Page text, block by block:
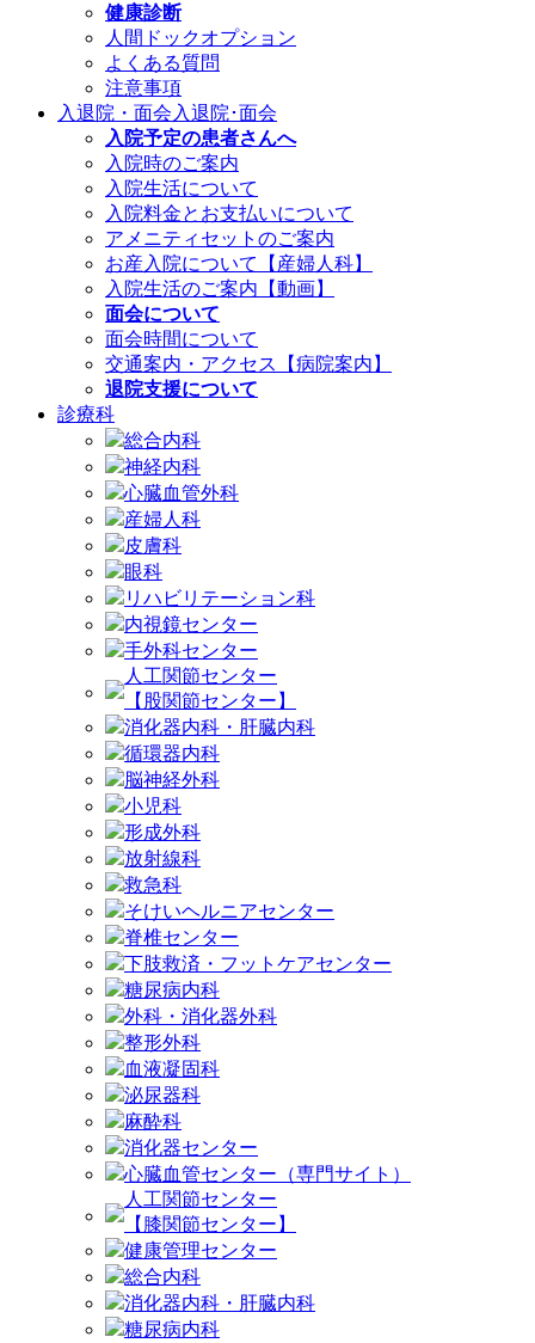
健康診断
人間ドックオプション
よくある質問
注意事項
入退院・面会 入退院･面会
入院予定の患者さんへ
入院時のご案内
入院生活について
入院料金とお支払いについて
アメニティセットのご案内
お産入院について【産婦人科】
入院生活のご案内【動画】
面会について
面会時間について
交通案内・アクセス【病院案内】
退院支援について
診療科
総合内科
神経内科
心臓血管外科
産婦人科
皮膚科
眼科
リハビリテーション科
内視鏡センター
手外科センター
人工関節センター
【股関節センター】
消化器内科・肝臓内科
循環器内科
脳神経外科
小児科
形成外科
放射線科
救急科
そけいヘルニアセンター
脊椎センター
下肢救済・フットケアセンター
糖尿病内科
外科・消化器外科
整形外科
血液凝固科
泌尿器科
麻酔科
消化器センター
心臓血管センター（専門サイト）
人工関節センター
【膝関節センター】
健康管理センター
総合内科
消化器内科・肝臓内科
糖尿病内科